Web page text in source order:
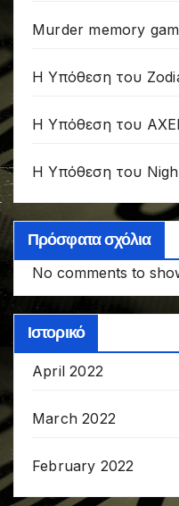
Murder memory
Η Υπόθεση του
Η Υπόθεση του
Η Υπόθεση του
Πρόσφατα σχόλια
No comments to
Ιστορικό
April 2022
March 2022
February 2022